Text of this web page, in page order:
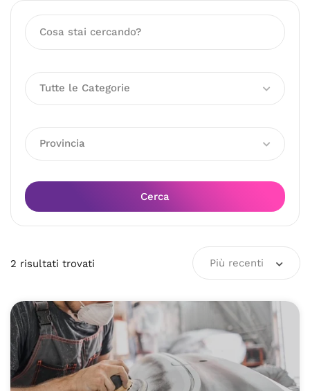
Tutte le Categorie
Provincia
Cerca
2 risultati trovati Più recenti